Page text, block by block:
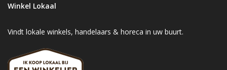
Winkel Lokaal
Vindt lokale winkels, handelaars & horeca in uw buurt.